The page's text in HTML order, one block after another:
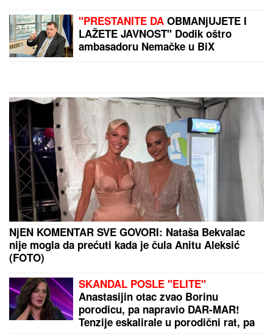
"PRESTANITE DA OBMANjUJETE I
LAŽETE JAVNOST" Dodik oštro
ambasadoru Nemačke u BiX
NjEN KOMENTAR SVE GOVORI: Nataša Bekvalac
nije mogla da prećuti kada je čula Anitu Aleksić
(FOTO)
SKANDAL POSLE "ELITE"
Anastasijin otac zvao Borinu
porodicu, pa napravio DAR-MAR!
Tenzije eskalirale u porodični rat, pa